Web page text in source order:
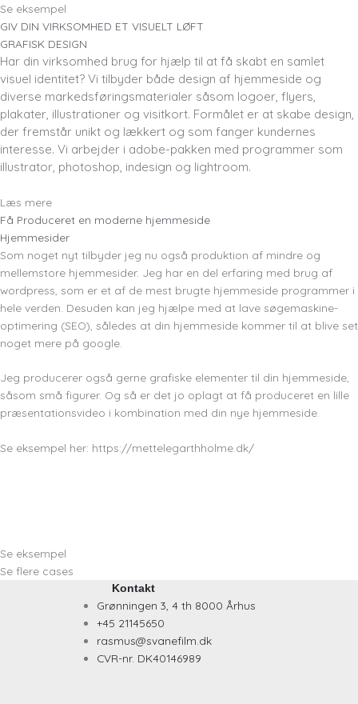
Se eksempel
GIV DIN VIRKSOMHED ET VISUELT LØFT
GRAFISK DESIGN
Har din virksomhed brug for hjælp til at få skabt en samlet
visuel identitet? Vi tilbyder både design af hjemmeside og
diverse markedsføringsmaterialer såsom logoer, flyers,
plakater, illustrationer og visitkort. Formålet er at skabe design,
der fremstår unikt og lækkert og som fanger kundernes
interesse. Vi arbejder i adobe-pakken med programmer som
illustrator, photoshop, indesign og lightroom.
Læs mere
Få Produceret en moderne hjemmeside
Hjemmesider
Som noget nyt tilbyder jeg nu også produktion af mindre og
mellemstore hjemmesider. Jeg har en del erfaring med brug af
wordpress, som er et af de mest brugte hjemmeside programmer i
hele verden. Desuden kan jeg hjælpe med at lave søgemaskine-
optimering (SEO), således at din hjemmeside kommer til at blive set
noget mere på google.
Jeg producerer også gerne grafiske elementer til din hjemmeside,
såsom små figurer. Og så er det jo oplagt at få produceret en lille
præsentationsvideo i kombination med din nye hjemmeside.
Se eksempel her: https://mettelegarthholme.dk/
Se eksempel
Se flere cases
Kontakt
Grønningen 3, 4 th 8000 Århus
+45 21145650
rasmus@svanefilm.dk
CVR-nr. DK40146989